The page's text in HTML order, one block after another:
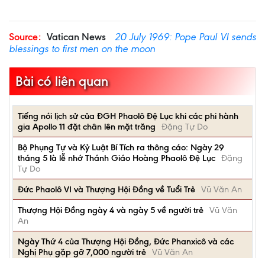
Source: Vatican News
20 July 1969: Pope Paul VI sends
blessings to first men on the moon
Bài có liên quan
Tiếng nói lịch sử của ĐGH Phaolô Đệ Lục khi các phi hành
gia Apollo 11 đặt chân lên mặt trăng
Đặng Tự Do
Bộ Phụng Tự và Kỷ Luật Bí Tích ra thông cáo: Ngày 29
tháng 5 là lễ nhớ Thánh Giáo Hoàng Phaolô Đệ Lục Đặng
Tự Do
Đức Phaolô VI và Thượng Hội Đồng về Tuổi Trẻ Vũ Văn An
Thượng Hội Đồng ngày 4 và ngày 5 về người trẻ Vũ Văn
An
Ngày Thứ 4 của Thượng Hội Đồng, Đức Phanxicô và các
Nghị Phụ gặp gỡ 7,000 người trẻ Vũ Văn An